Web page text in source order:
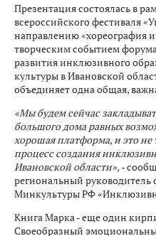
Презентация состоялась в
всероссийского фестиваля
направлению «хореография
творческим событием
развития инклюзивного
культуры в Ивановской
объединяет одна общая,
«Мы будем сейчас
большого дома равных
хорошая платформа, и это
процесс создания
Ивановской области», -
региональный руководитель
Минкультуры РФ
Книга Марка - еще один
Своеобразный